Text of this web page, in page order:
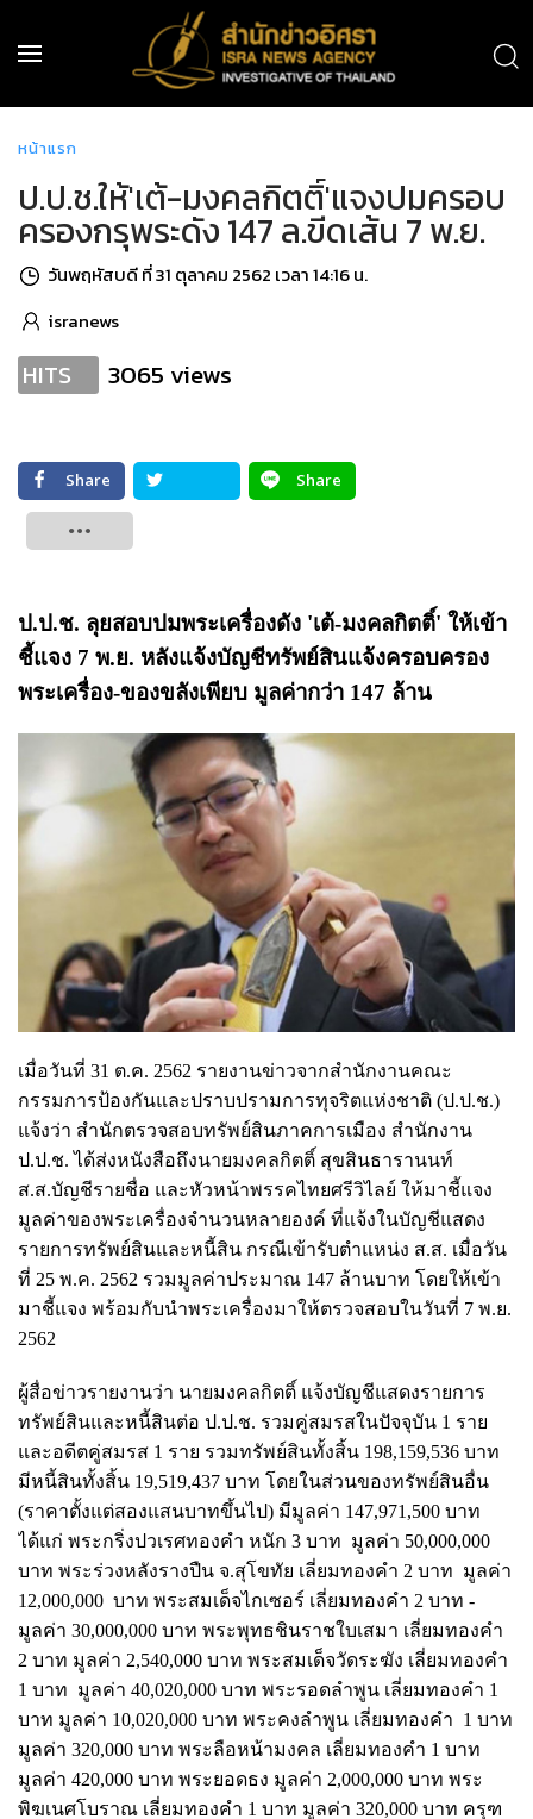
หน้าแรก
ป.ป.ช.ให้'เต้-มงคลกิตติ์'แจงปมครอบ
ครองกรุพระดัง 147 ล.ขีดเส้น 7 พ.ย.
วันพฤหัสบดี ที่ 31 ตุลาคม 2562 เวลา 14:16 น.
isranews
HITS 3065 views
Share
Share
ป.ป.ช. ลุยสอบปมพระเครื่องดัง 'เต้-มงคลกิตติ์' ให้เข้า
ชี้แจง 7 พ.ย. หลังแจ้งบัญชีทรัพย์สินแจ้งครอบครอง
พระเครื่อง-ของขลังเพียบ มูลค่ากว่า 147 ล้าน
เมื่อวันที่ 31 ต.ค. 2562 รายงานข่าวจากสำนักงานคณะ
กรรมการป้องกันและปราบปรามการทุจริตแห่งชาติ (ป.ป.ช.)
แจ้งว่า สำนักตรวจสอบทรัพย์สินภาคการเมือง สำนักงาน
ป.ป.ช. ได้ส่งหนังสือถึงนายมงคลกิตติ์ สุขสินธารานนท์
ส.ส.บัญชีรายชื่อ และหัวหน้าพรรคไทยศรีวิไลย์ ให้มาชี้แจง
มูลค่าของพระเครื่องจำนวนหลายองค์ ที่แจ้งในบัญชีแสดง
รายการทรัพย์สินและหนี้สิน กรณีเข้ารับตำแหน่ง ส.ส. เมื่อวัน
ที่ 25 พ.ค. 2562 รวมมูลค่าประมาณ 147 ล้านบาท โดยให้เข้า
มาชี้แจง พร้อมกับนำพระเครื่องมาให้ตรวจสอบในวันที่ 7 พ.ย.
2562
ผู้สื่อข่าวรายงานว่า นายมงคลกิตติ์ แจ้งบัญชีแสดงรายการ
ทรัพย์สินและหนี้สินต่อ ป.ป.ช. รวมคู่สมรสในปัจจุบัน 1 ราย
และอดีตคู่สมรส 1 ราย รวมทรัพย์สินทั้งสิ้น 198,159,536 บาท
มีหนี้สินทั้งสิ้น 19,519,437 บาท โดยในส่วนของทรัพย์สินอื่น
(ราคาตั้งแต่สองแสนบาทขึ้นไป) มีมูลค่า 147,971,500 บาท
ได้แก่ พระกริ่งปวเรศทองคำ หนัก 3 บาท มูลค่า 50,000,000
บาท พระร่วงหลังรางปืน จ.สุโขทัย เลี่ยมทองคำ 2 บาท มูลค่า
12,000,000 บาท พระสมเด็จไกเซอร์ เลี่ยมทองคำ 2 บาท -
มูลค่า 30,000,000 บาท พระพุทธชินราชใบเสมา เลี่ยมทองคำ
2 บาท มูลค่า 2,540,000 บาท พระสมเด็จวัดระฆัง เลี่ยมทองคำ
1 บาท มูลค่า 40,020,000 บาท พระรอดลำพูน เลี่ยมทองคำ 1
บาท มูลค่า 10,020,000 บาท พระคงลำพูน เลี่ยมทองคำ 1 บาท
มูลค่า 320,000 บาท พระลือหน้ามงคล เลี่ยมทองคำ 1 บาท
มูลค่า 420,000 บาท พระยอดธง มูลค่า 2,000,000 บาท พระ
พิฆเนศโบราณ เลี่ยมทองคำ 1 บาท มูลค่า 320,000 บาท ครุฑ